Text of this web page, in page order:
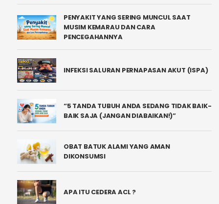
PENYAKIT YANG SERING MUNCUL SAAT
MUSIM KEMARAU DAN CARA
PENCEGAHANNYA
INFEKSI SALURAN PERNAPASAN AKUT (ISPA)
“5 TANDA TUBUH ANDA SEDANG TIDAK BAIK-
BAIK SAJA (JANGAN DIABAIKAN!)”
OBAT BATUK ALAMI YANG AMAN
DIKONSUMSI
APA ITU CEDERA ACL ?